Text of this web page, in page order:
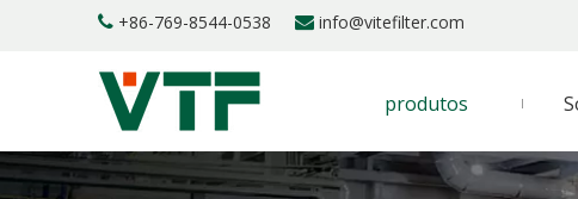
 +86-769-8544-0538  info@vitefilter.com
produtos